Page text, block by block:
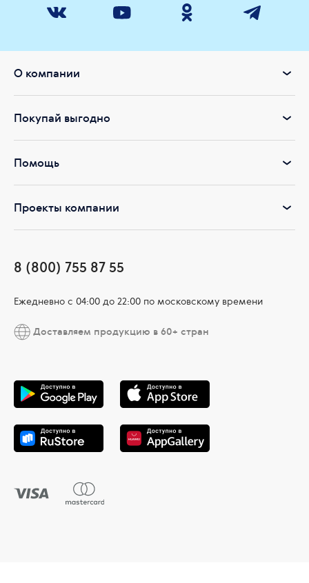
Работают 24 часа 7 дней в неделю!
О компании
Покупай выгодно
Помощь
Проекты компании
8 (800) 755 87 55
Ежедневно c 04:00 до 22:00 по московскому времени
Доставляем продукцию в 60+ стран